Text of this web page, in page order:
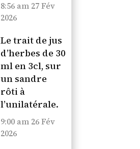
8:56 am 27 Fév
2026
Le trait de jus
d’herbes de 30
ml en 3cl, sur
un sandre
rôti à
l’unilatérale.
9:00 am 26 Fév
2026